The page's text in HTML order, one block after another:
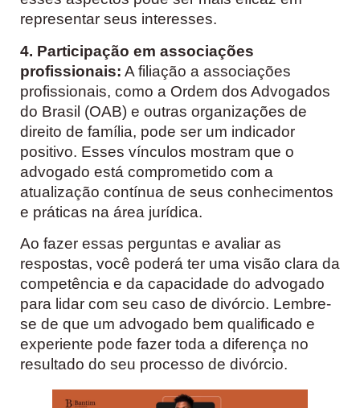
representar seus interesses.
4. Participação em associações
profissionais: A filiação a associações
profissionais, como a Ordem dos Advogados
do Brasil (OAB) e outras organizações de
direito de família, pode ser um indicador
positivo. Esses vínculos mostram que o
advogado está comprometido com a
atualização contínua de seus conhecimentos
e práticas na área jurídica.
Ao fazer essas perguntas e avaliar as
respostas, você poderá ter uma visão clara da
competência e da capacidade do advogado
para lidar com seu caso de divórcio. Lembre-
se de que um advogado bem qualificado e
experiente pode fazer toda a diferença no
resultado do seu processo de divórcio.